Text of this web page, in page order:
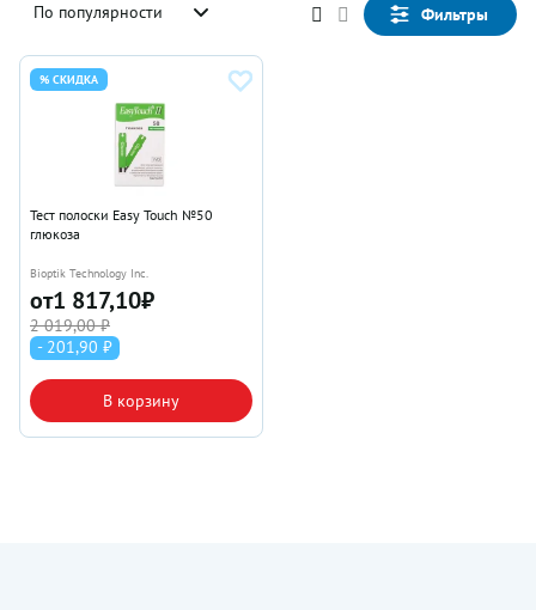
По популярности Фильтры
% СКИДКА
Тест полоски Easy Touch №50
глюкоза
Bioptik Technology Inc.
от1 817,10₽
2 019,00 ₽
- 201,90 ₽
В корзину